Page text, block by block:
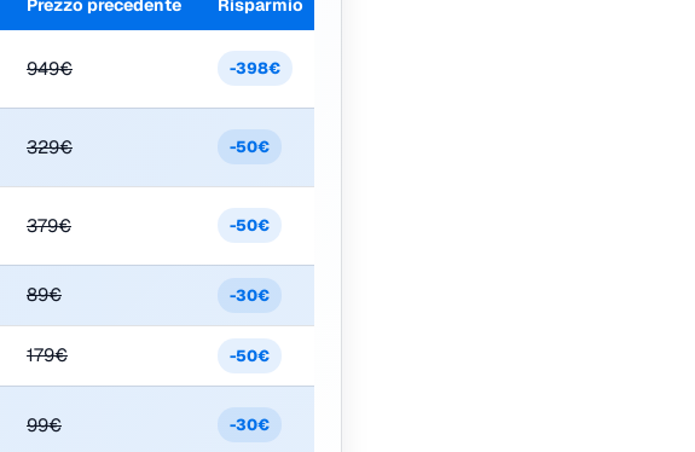
Prezzo precedente Risparmio
949€ -398€
329€ -50€
379€ -50€
89€ -30€
179€ -50€
99€ -30€